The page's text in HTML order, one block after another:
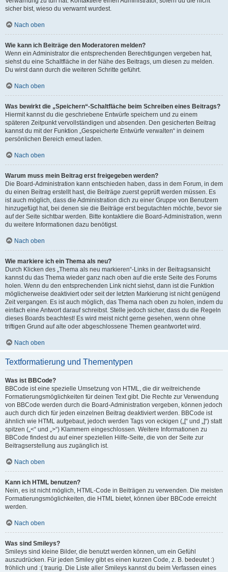
sicher bist, wieso du verwarnt wurdest.
Nach oben
Wie kann ich Beiträge den Moderatoren melden?
Wenn ein Administrator die entsprechenden Berechtigungen vergeben hat,
siehst du eine Schaltfläche in der Nähe des Beitrags, um diesen zu melden.
Du wirst dann durch die weiteren Schritte geführt.
Nach oben
Was bewirkt die „Speichern“-Schaltfläche beim Schreiben eines Beitrags?
Hiermit kannst du die geschriebene Entwürfe speichern und zu einem
späteren Zeitpunkt vervollständigen und absenden. Den gesicherten Beitrag
kannst du mit der Funktion „Gespeicherte Entwürfe verwalten“ in deinem
persönlichen Bereich erneut laden.
Nach oben
Warum muss mein Beitrag erst freigegeben werden?
Die Board-Administration kann entschieden haben, dass in dem Forum, in dem
du einen Beitrag erstellt hast, die Beiträge zuerst geprüft werden müssen. Es
ist auch möglich, dass die Administration dich zu einer Gruppe von Benutzern
hinzugefügt hat, bei denen sie die Beiträge erst begutachten möchte, bevor sie
auf der Seite sichtbar werden. Bitte kontaktiere die Board-Administration, wenn
du weitere Informationen dazu benötigst.
Nach oben
Wie markiere ich ein Thema als neu?
Durch Klicken des „Thema als neu markieren“-Links in der Beitragsansicht
kannst du das Thema wieder ganz nach oben auf die erste Seite des Forums
holen. Wenn du den entsprechenden Link nicht siehst, dann ist die Funktion
möglicherweise deaktiviert oder seit der letzten Markierung ist nicht genügend
Zeit vergangen. Es ist auch möglich, das Thema nach oben zu holen, indem du
einfach eine Antwort darauf schreibst. Stelle jedoch sicher, dass du die Regeln
dieses Boards beachtest! Es wird meist nicht gerne gesehen, wenn ohne
triftigen Grund auf alte oder abgeschlossene Themen geantwortet wird.
Nach oben
Textformatierung und Thementypen
Was ist BBCode?
BBCode ist eine spezielle Umsetzung von HTML, die dir weitreichende
Formatierungsmöglichkeiten für deinen Text gibt. Die Rechte zur Verwendung
von BBCode werden durch die Board-Administration vergeben, können jedoch
auch durch dich für jeden einzelnen Beitrag deaktiviert werden. BBCode ist
ähnlich wie HTML aufgebaut, jedoch werden Tags von eckigen („[“ und „]“) statt
spitzen („<“ und „>“) Klammern eingeschlossen. Weitere Informationen zu
BBCode findest du auf einer speziellen Hilfe-Seite, die von der Seite zur
Beitragserstellung aus zugänglich ist.
Nach oben
Kann ich HTML benutzen?
Nein, es ist nicht möglich, HTML-Code in Beiträgen zu verwenden. Die meisten
Formatierungsmöglichkeiten, die HTML bietet, können über BBCode erreicht
werden.
Nach oben
Was sind Smileys?
Smileys sind kleine Bilder, die benutzt werden können, um ein Gefühl
auszudrücken. Für jeden Smiley gibt es einen kurzen Code, z. B. bedeutet :)
fröhlich und :( traurig. Die Liste aller Smileys kannst du beim Verfassen eines